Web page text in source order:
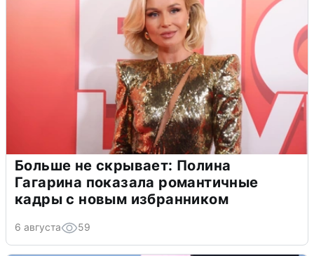
Больше не скрывает: Полина
Гагарина показала романтичные
кадры с новым избранником
6 августа 59